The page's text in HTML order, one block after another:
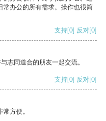
常办公的所有需求。操作也很简
支持[0] 反对[0]
志同道合的朋友一起交流。
支持[0] 反对[0]
方便。